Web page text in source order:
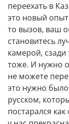
переехать в
это новый
то вызов, ваш
становитесь
камерой,
тоже. И нужно
не можете
это нужно было
русском,
постарался